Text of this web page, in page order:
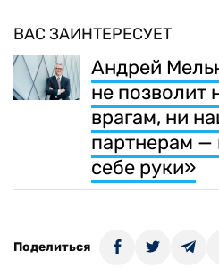
ВАС ЗАИНТЕРЕСУЕТ
Андрей
не позволит
врагам, ни
партнерам —
себе руки»
Поделиться